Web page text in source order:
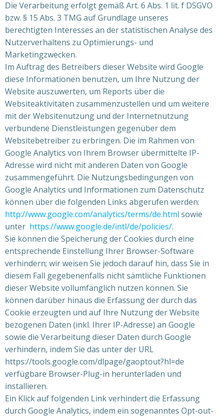
Die Verarbeitung erfolgt gemäß Art. 6 Abs. 1 lit. f DSGVO
bzw. § 15 Abs. 3 TMG auf Grundlage unseres
berechtigten Interesses an der statistischen Analyse des
Nutzerverhaltens zu Optimierungs- und
Marketingzwecken.
Im Auftrag des Betreibers dieser Website wird Google
diese Informationen benutzen, um Ihre Nutzung der
Website auszuwerten, um Reports über die
Websiteaktivitäten zusammenzustellen und um weitere
mit der Websitenutzung und der Internetnutzung
verbundene Dienstleistungen gegenüber dem
Websitebetreiber zu erbringen. Die im Rahmen von
Google Analytics von Ihrem Browser übermittelte IP-
Adresse wird nicht mit anderen Daten von Google
zusammengeführt. Die Nutzungsbedingungen von
Google Analytics und Informationen zum Datenschutz
können über die folgenden Links abgerufen werden:
http://www.google.com/analytics/terms/de.html sowie
unter https://www.google.de/intl/de/policies/.
Sie können die Speicherung der Cookies durch eine
entsprechende Einstellung Ihrer Browser-Software
verhindern; wir weisen Sie jedoch darauf hin, dass Sie in
diesem Fall gegebenenfalls nicht sämtliche Funktionen
dieser Website vollumfänglich nutzen können. Sie
können darüber hinaus die Erfassung der durch das
Cookie erzeugten und auf Ihre Nutzung der Website
bezogenen Daten (inkl. Ihrer IP-Adresse) an Google
sowie die Verarbeitung dieser Daten durch Google
verhindern, indem Sie das unter der URL
https://tools.google.com/dlpage/gaoptout?hl=de
verfügbare Browser-Plug-in herunterladen und
installieren.
Ein Klick auf folgenden Link verhindert die Erfassung
durch Google Analytics, indem ein sogenanntes Opt-out-